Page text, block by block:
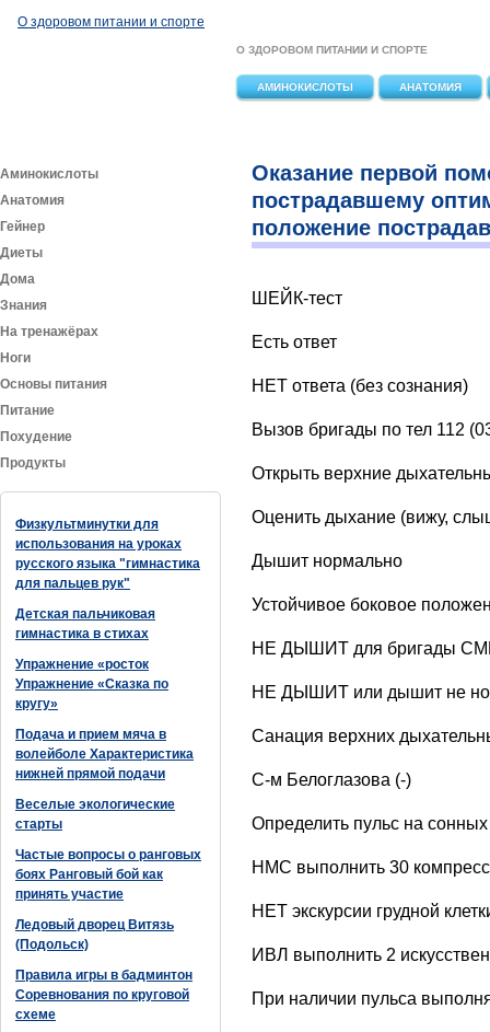
О здоровом питании и спорте
О ЗДОРОВОМ ПИТАНИИ И СПОРТЕ
АМИНОКИСЛОТЫ АНАТОМИЯ
Аминокислоты
Анатомия
Гейнер
Диеты
Дома
Знания
На тренажёрах
Ноги
Основы питания
Питание
Похудение
Продукты
Физкультминутки для
использования на уроках
русского языка "гимнастика
для пальцев рук"
Детская пальчиковая
гимнастика в стихах
Упражнение «росток
Упражнение «Сказка по
кругу»
Подача и прием мяча в
волейболе Характеристика
нижней прямой подачи
Веселые экологические
старты
Частые вопросы о ранговых
боях Ранговый бой как
принять участие
Ледовый дворец Витязь
(Подольск)
Правила игры в бадминтон
Соревнования по круговой
схеме
Оказание первой
пострадавшему
положение
ШЕЙК-тест
Есть ответ
НЕТ ответа (без сознания)
Вызов бригады по тел 112
Открыть верхние
Оценить дыхание (вижу,
Дышит нормально
Устойчивое боковое
НЕ ДЫШИТ для бригады
НЕ ДЫШИТ или дышит не
Санация верхних
С-м Белоглазова (-)
Определить пульс на
НМС выполнить 30
НЕТ экскурсии грудной
ИВЛ выполнить 2
При наличии пульса